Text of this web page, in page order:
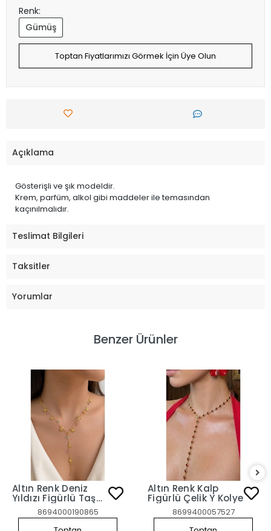
Renk:
Gümüş
Toptan Fiyatlarımızı Görmek İçin Üye Olun
Açıklama
Gösterişli ve şık modeldir.
Krem, parfüm, alkol gibi maddeler ile temasından
kaçınılmalıdır.
Teslimat Bilgileri
Taksitler
Yorumlar
Benzer Ürünler
Altın Renk Deniz
Yıldızı Figürlü Taş
Detaylı Çelik Y
Kolye8694000190865
Altın Renk Kalp
Figürlü Çelik Y Kolye
8699400057527